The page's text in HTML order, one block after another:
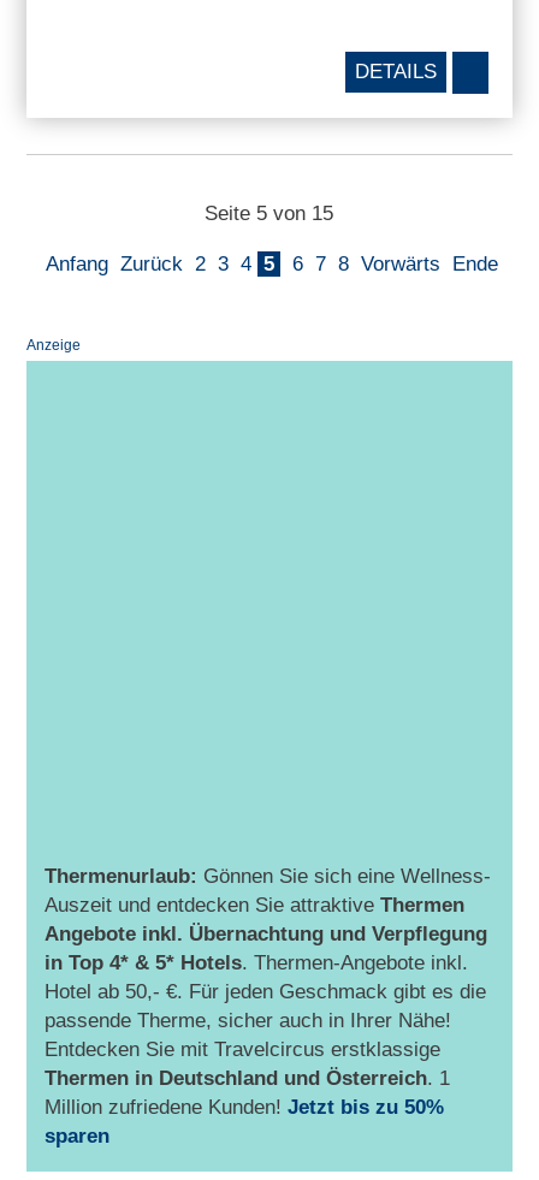
DETAILS
Seite 5 von 15
Anfang Zurück 2 3 4 5 6 7 8 Vorwärts Ende
Anzeige
Thermenurlaub: Gönnen Sie sich eine Wellness-
Auszeit und entdecken Sie attraktiveThermen
Angebote inkl. Übernachtung und Verpflegung
in Top 4* & 5* Hotels. Thermen-Angebote inkl.
Hotel ab 50,- €. Für jeden Geschmack gibt es die
passende Therme, sicher auch in Ihrer Nähe!
Entdecken Sie mit Travelcircus erstklassige
Thermen in Deutschland und Österreich. 1
Million zufriedene Kunden!Jetzt bis zu 50%
sparen